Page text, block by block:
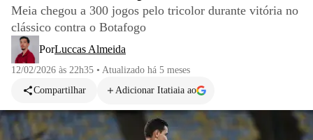
Meia chegou a 300 jogos pelo tricolor durante vitória no
clássico contra o Botafogo
PorLuccas Almeida
12/02/2026 às 22h35 • Atualizado há 5 meses
Compartilhar
Adicionar Itatiaia ao